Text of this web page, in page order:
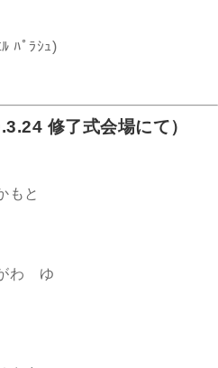
ﾊﾟﾗｼｭ)
修了式会場にて）
もと
がわ ゆ